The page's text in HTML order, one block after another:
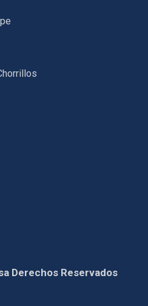
Derechos Reservados